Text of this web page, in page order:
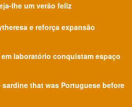
lhe um verão feliz
e reforça expansão
laboratório conquistam espaço
that was Portuguese before